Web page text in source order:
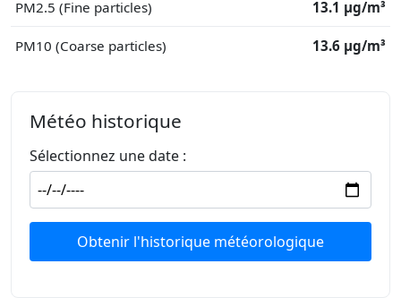
PM2.5 (Fine particles) 13.1 μg/m³
PM10 (Coarse particles) 13.6 μg/m³
Météo historique
Sélectionnez une date :
Obtenir l'historique météorologique